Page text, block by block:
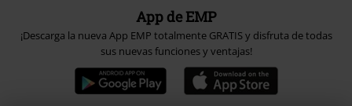
App de EMP
¡Descarga la nueva App EMP totalmente GRATIS y disfruta de todas
sus nuevas funciones y ventajas!